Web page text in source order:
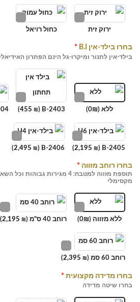
ירוק זית כחול רויאל
בחרו בילד-אין B.I *
בילד-אין לתנור ומיקרו-גל הינם הפתרון
ללא (0₪) B-2403 (
455 ₪
)
(
B-2405 (
2,195 ₪
)
B-2406 (
2,495 ₪
)
בחרו רוחב מזווה *
תוספת מזווה למטבח: 4 מגירות
מקסימלי
ללא מזווה (0₪) רוחב 40 ס"מ ( 2,195 ₪
)
רוחב 60 סמ ( 2,395 ₪
)
בחרו מדידה מקצועית *
בחרו שיטה מדידה